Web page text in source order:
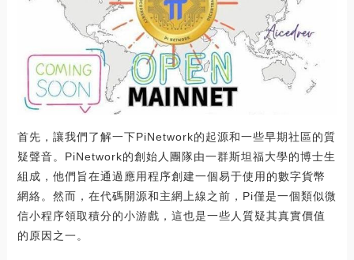
首先，讓我們了解一下PiNetwork的起源和一些早期社區的質
疑聲音。PiNetwork的創始人團隊由一群斯坦福大學的博士生
組成，他們旨在通過應用程序創建一個易于使用的數字貨幣
網絡。然而，在代碼開源和主網上線之前，Pi僅是一個類似微
信小程序領取積分的小游戲，這也是一些人質疑其真實價值
的原因之一。